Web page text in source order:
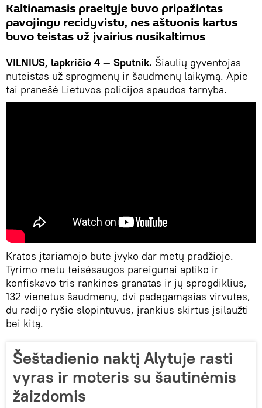
Kaltinamasis praeityje buvo pripažintas
pavojingu recidyvistu, nes aštuonis kartus
buvo teistas už įvairius nusikaltimus
VILNIUS, lapkričio 4 — Sputnik. Šiaulių gyventojas
nuteistas už sprogmenų ir šaudmenų laikymą. Apie
tai pranešė Lietuvos policijos spaudos tarnyba.
Kratos įtariamojo bute įvyko dar metų pradžioje.
Tyrimo metu teisėsaugos pareigūnai aptiko ir
konfiskavo tris rankines granatas ir jų sprogdiklius,
132 vienetus šaudmenų, dvi padegamąsias virvutes,
du radijo ryšio slopintuvus, įrankius skirtus įsilaužti
bei kitą.
Šeštadienio naktį Alytuje rasti
vyras ir moteris su šautinėmis
žaizdomis